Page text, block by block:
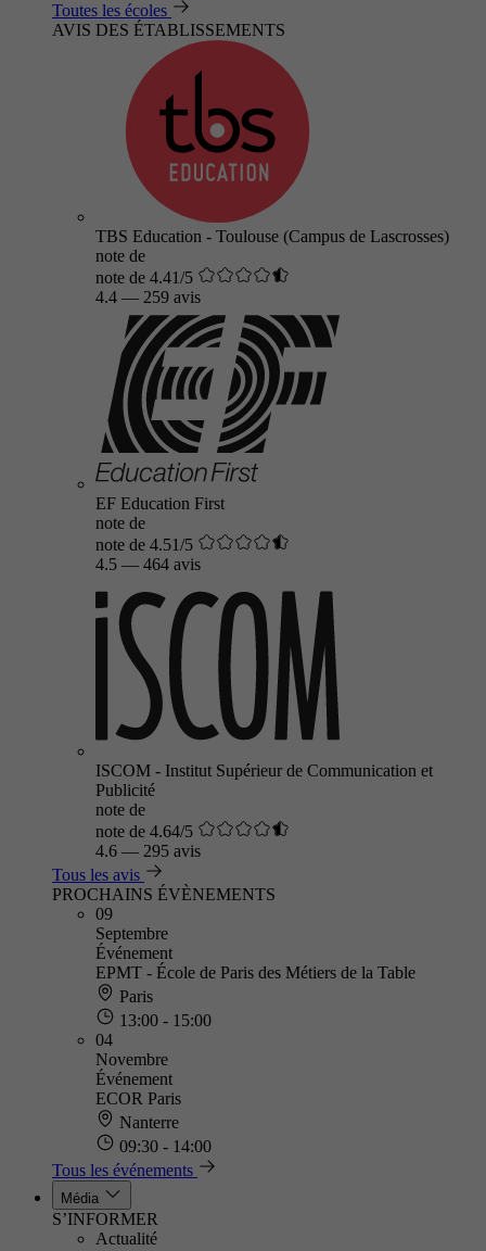
Toutes les écoles
AVIS DES ÉTABLISSEMENTS
TBS Education - Toulouse (Campus de Lascrosses)
note de
note de 4.41/5
4.4 — 259 avis
EF Education First
note de
note de 4.51/5
4.5 — 464 avis
ISCOM - Institut Supérieur de Communication et
Publicité
note de
note de 4.64/5
4.6 — 295 avis
Tous les avis
PROCHAINS ÉVÈNEMENTS
09
Septembre
Événement
EPMT - École de Paris des Métiers de la Table
Paris
13:00 - 15:00
04
Novembre
Événement
ECOR Paris
Nanterre
09:30 - 14:00
Tous les événements
Média
S’INFORMER
Actualité